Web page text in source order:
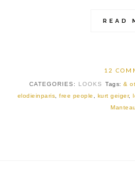
READ
12
CATEGORIES: LOOKS Tags:&
elodieinparis ,free people kurt geiger,